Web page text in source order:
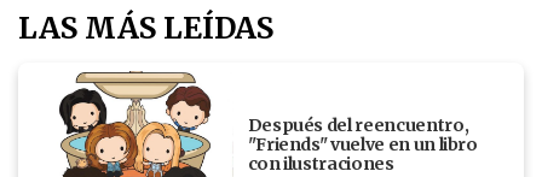
LAS MÁS LEÍDAS
Después del reencuentro,
"Friends" vuelve en un libro
con ilustraciones